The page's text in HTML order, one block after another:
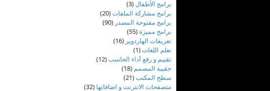
برامج الأطفال (3)
برامج مشاركة الملفات(20)
برامج مفتوحة المصدر (90)
برامج مميزة (55)
تعريفات الهاردوير (16)
تعلم اللغات(1)
تقييم و رفع أداء الحاسب(12)
حقيبة المصمم (18)
سطح المكتب(21)
متصفحات الانترنت و اضافاتها (32)